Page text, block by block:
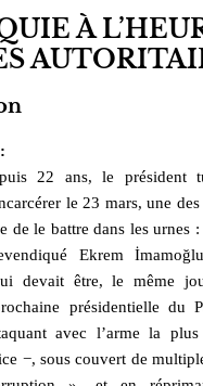
À
22 ans, le président
le 23 mars, une des
de le battre dans les urnes
Ekrem
devait être, le même
présidentielle du
avec l’arme la
−, sous couvert de